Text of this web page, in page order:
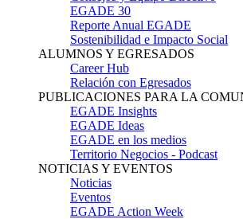
EGADE 30
Reporte Anual EGADE
Sostenibilidad e Impacto Social
ALUMNOS Y EGRESADOS
Career Hub
Relación con Egresados
PUBLICACIONES PARA LA
EGADE Insights
EGADE Ideas
EGADE en los medios
Territorio Negocios - Podcast
NOTICIAS Y EVENTOS
Noticias
Eventos
EGADE Action Week